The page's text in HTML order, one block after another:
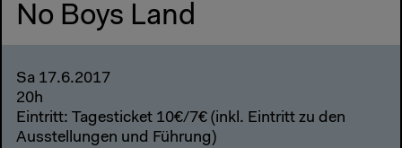
No Boys Land
Sa 17.6.2017
20h
Eintritt: Tagesticket 10€/7€ (inkl. Eintritt zu den
Ausstellungen und Führung)